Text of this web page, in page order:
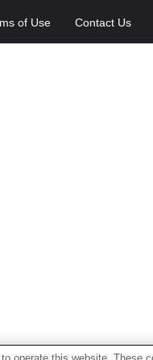
of Use Contact Us